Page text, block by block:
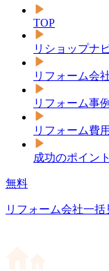
TOP
リショップナ
リフォーム会
リフォーム事例
リフォーム費
成功のポイント
無料
リフォーム会社一